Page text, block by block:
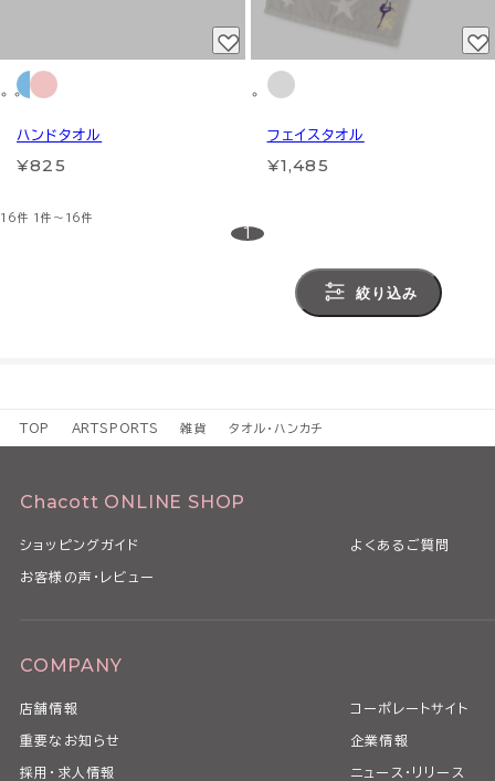
ハンドタオル
¥825
フェイスタオル
¥1,485
16件 1件～16件
1
絞り込み
TOP ARTSPORTS 雑貨 タオル・ハンカチ
Chacott ONLINE SHOP
ショッピングガイド よくあるご質問
お客様の声・レビュー
COMPANY
店舗情報 コーポレートサイト
重要なお知らせ 企業情報
採用・求人情報 ニュース・リリース